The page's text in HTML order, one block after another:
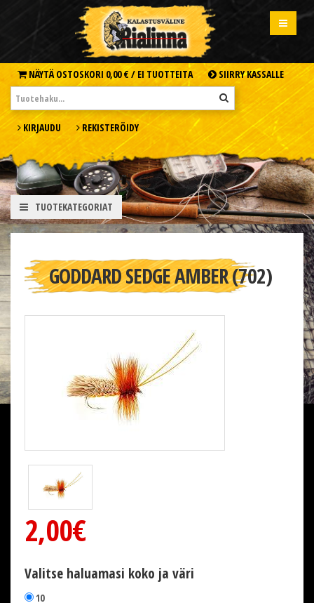
NÄYTÄ OSTOSKORI 0,00 € / EI TUOTTEITA SIIRRY KASSALLE
KIRJAUDU REKISTERÖIDY
TUOTEKATEGORIAT
GODDARD SEDGE AMBER (702)
2,00€
Valitse haluamasi koko ja väri
10